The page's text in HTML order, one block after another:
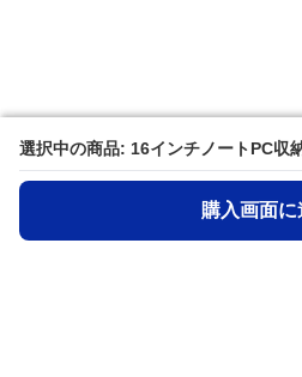
選択中の商品: 16インチノートPC収
購入画面に
選択中の商品: 16インチノートPC収
購入画面に